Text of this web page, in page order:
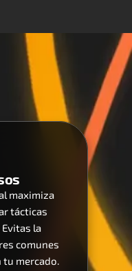
maximiza
tácticas
la
comunes
tu mercado.